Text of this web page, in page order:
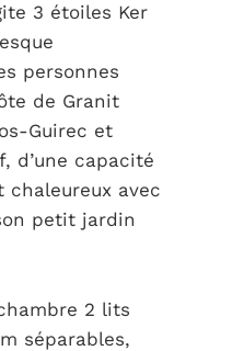
3 étoiles Ker
personnes
de Granit
Guirec et
d’une capacité
chaleureux avec
petit jardin
2 lits
séparables,